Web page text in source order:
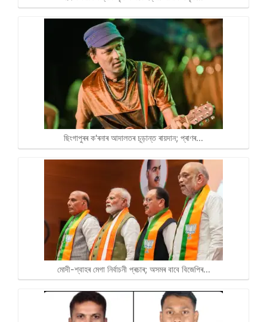
ছিংগাপুৰৰ ক'ৰনাৰ আদালতৰ চূড়ান্ত ৰায়দান; প্ৰাণৰ…
মোদী-শ্বাহৰ মেগা নিৰ্বাচনী প্ৰচাৰ; অসমৰ বাবে বিজেপিৰ…